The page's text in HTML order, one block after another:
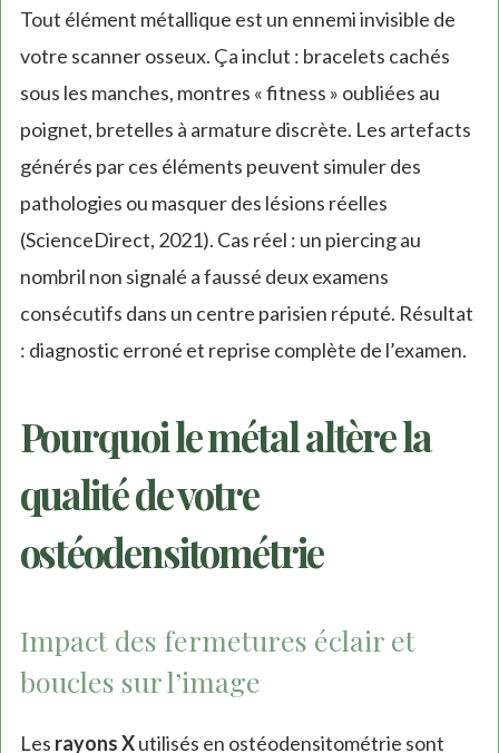
Tout élément métallique est un ennemi invisible de
votre scanner osseux. Ça inclut : bracelets cachés
sous les manches, montres « fitness » oubliées au
poignet, bretelles à armature discrète. Les artefacts
générés par ces éléments peuvent simuler des
pathologies ou masquer des lésions réelles
(ScienceDirect, 2021). Cas réel : un piercing au
nombril non signalé a faussé deux examens
consécutifs dans un centre parisien réputé. Résultat
: diagnostic erroné et reprise complète de l’examen.
Pourquoi le métal altère la
qualité de votre
ostéodensitométrie
Impact des fermetures éclair et
boucles sur l’image
Les rayons Xutilisés en ostéodensitométrie sont